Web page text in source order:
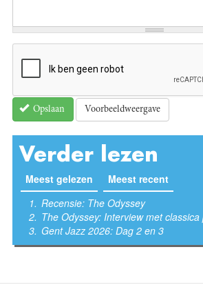
Opslaan Voorbeeldweergave
Verder lezen
Meest gelezen (actieve tabblad)
Meest recent
Recensie: The Odyssey
The Odyssey: Interview met
Gent Jazz 2026: Dag 2 en 3